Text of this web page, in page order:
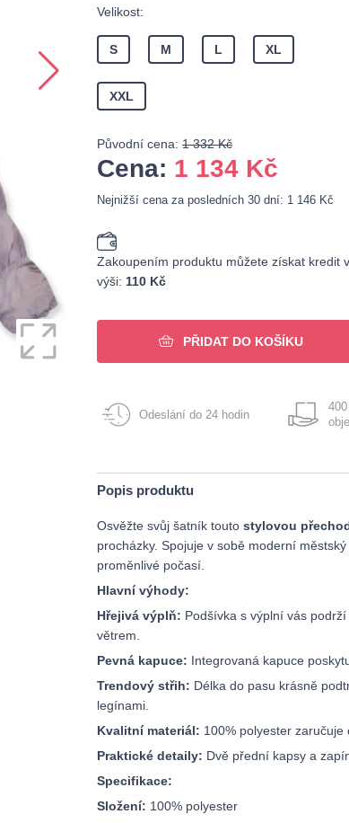
Velikost:
S M L XL
XXL
Původní cena: 1 332 Kč
Cena: 1 134 Kč
Nejnižší cena za posledních 30 dní: 1 146 Kč
Zakoupením produktu můžete získat kredit
výši: 110 Kč
PŘIDAT DO KOŠÍKU
Odeslání do 24 hodin
Popis produktu
Osvěžte svůj šatník touto stylovou
procházky. Spojuje v sobě moderní
proměnlivé počasí.
Hlavní výhody:
Hřejivá výplň: Podšívka s výplní vás
větrem.
Pevná kapuce: Integrovaná kapuce
Trendový střih: Délka do pasu krásně
legínami.
Kvalitní materiál: 100% polyester zaručuje
Praktické detaily: Dvě přední kapsy a
Specifikace:
Složení: 100% polyester